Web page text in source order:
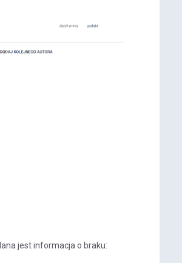
jest informacja o braku: